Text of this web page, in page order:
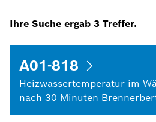
Ihre Suche ergab 3 Treffer.
A01-818
Heizwassertemperatur im
nach 30 Minuten